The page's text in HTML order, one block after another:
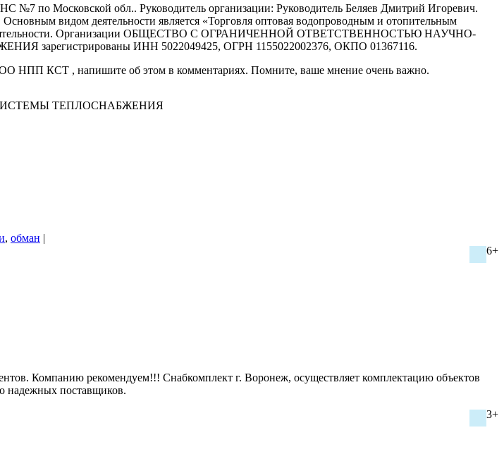
№7 по Московской обл.. Руководитель организации: Руководитель Беляев Дмитрий Игоревич.
видом деятельности является «Торговля оптовая водопроводным и отопительным
деятельности. Организации ОБЩЕСТВО С ОГРАНИЧЕННОЙ ОТВЕТСТВЕННОСТЬЮ НАУЧНО-
ИНН 5022049425, ОГРН 1155022002376, ОКПО 01367116.
НПП КСТ , напишите об этом в комментариях. Помните, ваше мнение очень важно.
ТЕПЛОСНАБЖЕНИЯ
, обман |
6+
Компанию рекомендуем!!! Снабкомплект г. Воронеж, осуществляет комплектацию объектов
надежных поставщиков.
3+